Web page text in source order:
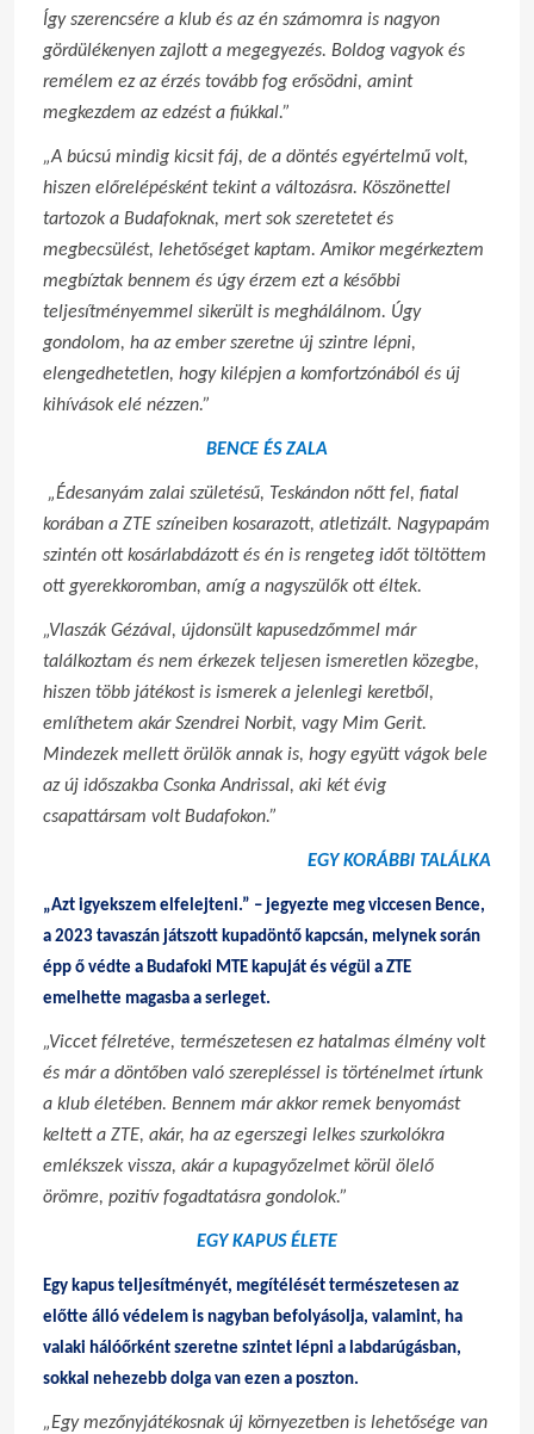
Így szerencsére a klub és az én számomra is nagyon
gördülékenyen zajlott a megegyezés. Boldog vagyok és
remélem ez az érzés tovább fog erősödni, amint
megkezdem az edzést a fiúkkal.”
„A búcsú mindig kicsit fáj, de a döntés egyértelmű volt,
hiszen előrelépésként tekint a változásra. Köszönettel
tartozok a Budafoknak, mert sok szeretetet és
megbecsülést, lehetőséget kaptam. Amikor megérkeztem
megbíztak bennem és úgy érzem ezt a későbbi
teljesítményemmel sikerült is meghálálnom. Úgy
gondolom, ha az ember szeretne új szintre lépni,
elengedhetetlen, hogy kilépjen a komfortzónából és új
kihívások elé nézzen.”
BENCE ÉS ZALA
„Édesanyám zalai születésű, Teskándon nőtt fel, fiatal
korában a ZTE színeiben kosarazott, atletizált. Nagypapám
szintén ott kosárlabdázott és én is rengeteg időt töltöttem
ott gyerekkoromban, amíg a nagyszülők ott éltek.
„Vlaszák Gézával, újdonsült kapusedzőmmel már
találkoztam és nem érkezek teljesen ismeretlen közegbe,
hiszen több játékost is ismerek a jelenlegi keretből,
említhetem akár Szendrei Norbit, vagy Mim Gerit.
Mindezek mellett örülök annak is, hogy együtt vágok bele
az új időszakba Csonka Andrissal, aki két évig
csapattársam volt Budafokon.”
EGY KORÁBBI TALÁLKA
„Azt igyekszem elfelejteni.” – jegyezte meg viccesen Bence,
a 2023 tavaszán játszott kupadöntő kapcsán, melynek során
épp ő védte a Budafoki MTE kapuját és végül a ZTE
emelhette magasba a serleget.
„Viccet félretéve, természetesen ez hatalmas élmény volt
és már a döntőben való szerepléssel is történelmet írtunk
a klub életében. Bennem már akkor remek benyomást
keltett a ZTE, akár, ha az egerszegi lelkes szurkolókra
emlékszek vissza, akár a kupagyőzelmet körül ölelő
örömre, pozitív fogadtatásra gondolok.”
EGY KAPUS ÉLETE
Egy kapus teljesítményét, megítélését természetesen az
előtte álló védelem is nagyban befolyásolja, valamint, ha
valaki hálóőrként szeretne szintet lépni a labdarúgásban,
sokkal nehezebb dolga van ezen a poszton.
„Egy mezőnyjátékosnak új környezetben is lehetősége van